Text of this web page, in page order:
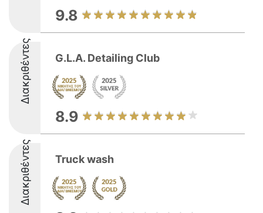
9.8
Διακριθέντες G.L.A. Detailing Club
8.9
Διακριθέντες Truck wash